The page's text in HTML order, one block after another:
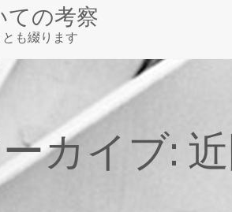
の考察
も綴ります
カイブ: